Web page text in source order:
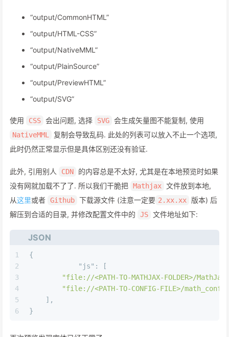
“output/CommonHTML”
“output/HTML-CSS”
“output/NativeMML”
“output/PlainSource”
“output/PreviewHTML”
“output/SVG”
使用 CSS 会出问题, 选择 SVG 会生成矢量图不能复制, 使用
NativeMML
复制会导致乱码. 此处的列表可以放入不止一个选项,
此时仍然正常显示但是具体区别还没有验证.
此外, 引用别人 CDN
的内容总是不太好, 尤其是在本地预览时如果
没有网就加载不了了. 所以我们干脆把 Mathjax 文件放到本地,
从这里或者 Github 下载源文件 (注意一定要 2.xx.xx
版本) 后
解压到合适的目录, 并修改配置文件中的
JS 文件地址如下:
JSON
1
2
3
4
5
6
{
"js" :
[
"file://<PATH-TO-MATHJAX-FOLDER>/
"file://<PATH-TO-CONFIG-FILE>/
] ,
}